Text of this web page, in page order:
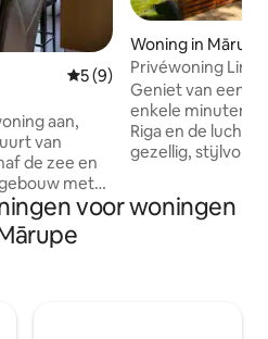
Gemiddelde beoordeling
5 (9)
aan,
van
de zee en
de 1e
of
haard en een
Woning in Mārupe
Privéwoning
Geniet van een
enkele minuten
Riga en de
gezellig, stijlvol
bieden. Buiten
verwelkomd door
voor woningen